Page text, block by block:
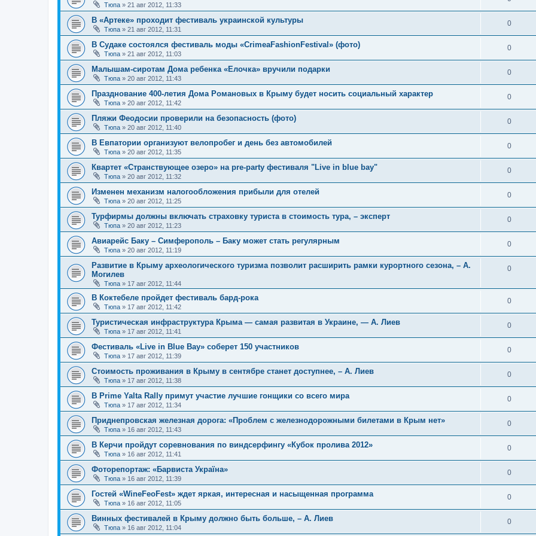
Тюпа » 21 авг 2012, 11:33
В «Артеке» проходит фестиваль украинской культуры
Тюпа » 21 авг 2012, 11:31
0
В Судаке состоялся фестиваль моды «CrimeaFashionFestival» (фото)
Тюпа » 21 авг 2012, 11:03
0
Малышам-сиротам Дома ребенка «Елочка» вручили подарки
Тюпа » 20 авг 2012, 11:43
0
Празднование 400-летия Дома Романовых в Крыму будет носить социальный характер
Тюпа » 20 авг 2012, 11:42
0
Пляжи Феодосии проверили на безопасность (фото)
Тюпа » 20 авг 2012, 11:40
0
В Евпатории организуют велопробег и день без автомобилей
Тюпа » 20 авг 2012, 11:35
0
Квартет «Странствующее озеро» на pre-party фестиваля "Live in blue bay"
Тюпа » 20 авг 2012, 11:32
0
Изменен механизм налогообложения прибыли для отелей
Тюпа » 20 авг 2012, 11:25
0
Турфирмы должны включать страховку туриста в стоимость тура, – эксперт
Тюпа » 20 авг 2012, 11:23
0
Авиарейс Баку – Симферополь – Баку может стать регулярным
Тюпа » 20 авг 2012, 11:19
0
Развитие в Крыму археологического туризма позволит расширить рамки курортного сезона, – А.
Могилев
Тюпа » 17 авг 2012, 11:44
0
В Коктебеле пройдет фестиваль бард-рока
Тюпа » 17 авг 2012, 11:42
0
Туристическая инфраструктура Крыма — самая развитая в Украине, — А. Лиев
Тюпа » 17 авг 2012, 11:41
0
Фестиваль «Live in Blue Bay» соберет 150 участников
Тюпа » 17 авг 2012, 11:39
0
Стоимость проживания в Крыму в сентябре станет доступнее, – А. Лиев
Тюпа » 17 авг 2012, 11:38
0
В Prime Yalta Rally примут участие лучшие гонщики со всего мира
Тюпа » 17 авг 2012, 11:34
0
Приднепровская железная дорога: «Проблем с железнодорожными билетами в Крым нет»
Тюпа » 16 авг 2012, 11:43
0
В Керчи пройдут соревнования по виндсерфингу «Кубок пролива 2012»
Тюпа » 16 авг 2012, 11:41
0
Фоторепортаж: «Барвиста Україна»
Тюпа » 16 авг 2012, 11:39
0
Гостей «WineFeoFest» ждет яркая, интересная и насыщенная программа
Тюпа » 16 авг 2012, 11:05
0
Винных фестивалей в Крыму должно быть больше, – А. Лиев
Тюпа » 16 авг 2012, 11:04
0